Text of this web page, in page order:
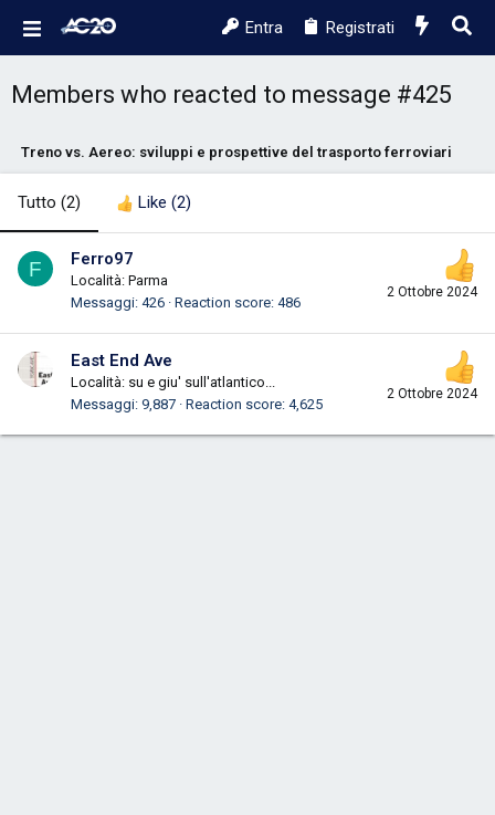
Entra Registrati
Members who reacted to message #425
Treno vs. Aereo: sviluppi e prospettive del trasporto ferroviario
Tutto (2) Like (2)
F
2 Ottobre 2024
Ferro97
Località: Parma
Messaggi 426 Reaction score 486
2 Ottobre 2024
East End Ave
Località: su e giu' sull'atlantico...
Messaggi 9,887 Reaction score 4,625